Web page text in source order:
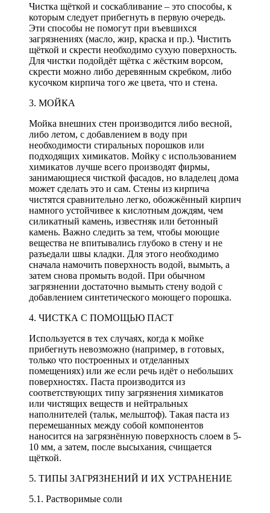
Чистка щёткой и соскабливание – это способы, к
которым следует прибегнуть в первую очередь.
Эти способы не помогут при въевшихся
загрязнениях (масло, жир, краска и пр.). Чистить
щёткой и скрести необходимо сухую поверхность.
Для чистки подойдёт щётка с жёстким ворсом,
скрести можно либо деревянным скребком, либо
кусочком кирпича того же цвета, что и стена.
3. МОЙКА
Мойка внешних стен производится либо весной,
либо летом, с добавлением в воду при
необходимости стиральных порошков или
подходящих химикатов. Мойку с использованием
химикатов лучше всего производят фирмы,
занимающиеся чисткой фасадов, но владелец дома
может сделать это и сам. Стены из кирпича
чистятся сравнительно легко, обожжённый кирпич
намного устойчивее к кислотным дождям, чем
силикатный камень, известняк или бетонный
камень. Важно следить за тем, чтобы моющие
вещества не впитывались глубоко в стену и не
разъедали швы кладки. Для этого необходимо
сначала намочить поверхность водой, вымыть, а
затем снова промыть водой. При обычном
загрязнении достаточно вымыть стену водой с
добавлением синтетического моющего порошка.
4. ЧИСТКА С ПОМОЩЬЮ ПАСТ
Используется в тех случаях, когда к мойке
прибегнуть невозможно (например, в готовых,
только что построенных и отделанных
помещениях) или же если речь идёт о небольших
поверхностях. Паста производится из
соответствующих типу загрязнения химикатов
или чистящих веществ и нейтральных
наполнителей (тальк, мельштоф). Такая паста из
перемешанных между собой компонентов
наносится на загрязнённую поверхность слоем в 5-
10 мм, а затем, после высыхания, счищается
щёткой.
5. ТИПЫ ЗАГРЯЗНЕНИЙ И ИХ УСТРАНЕНИЕ
5.1. Растворимые соли